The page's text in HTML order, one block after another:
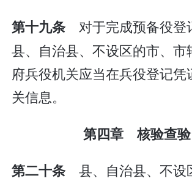
第十九条对于完成预备役登
县、自治县、不设区的市、市
府兵役机关应当在兵役登记凭
关信息。
第四章 核验查验
第二十条 县、自治县、不设